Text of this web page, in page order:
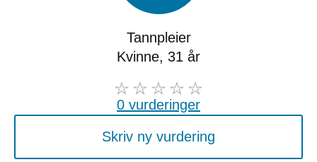
Tannpleier
Kvinne, 31 år
0 vurderinger
Skriv ny vurdering